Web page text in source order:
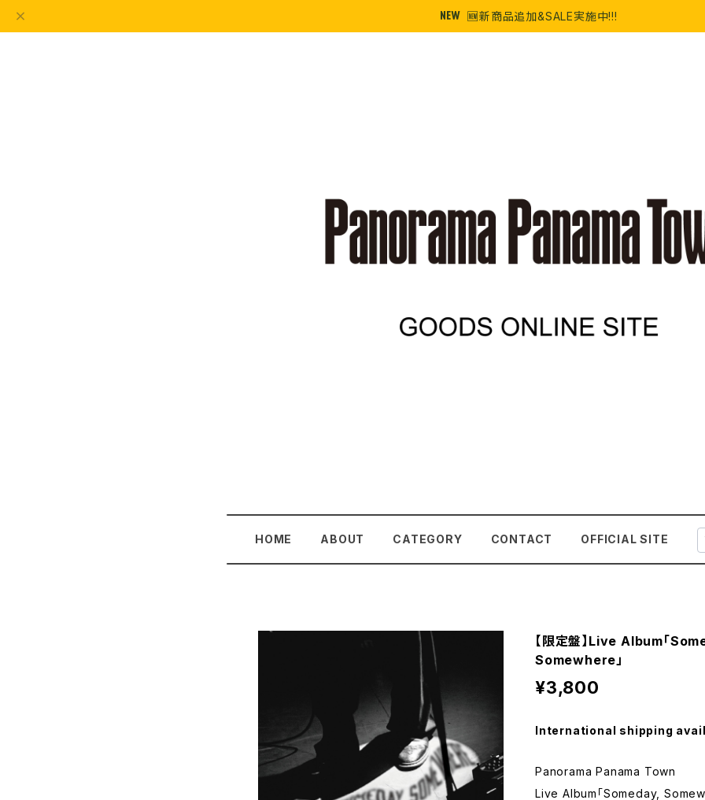
🆕新商品追加&SALE実施中!!!
HOME ABOUT CATEGORY CONTACT OFFICIAL SITE
【限定盤】Live Album「
Somewhere」
¥3,800
International shipping
Panorama Panama Town
Live Album「Someday,